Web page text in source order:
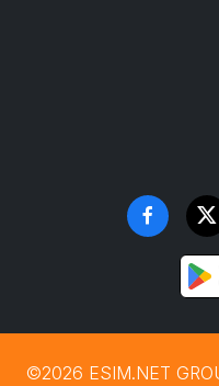
©2026 ESIM.NET